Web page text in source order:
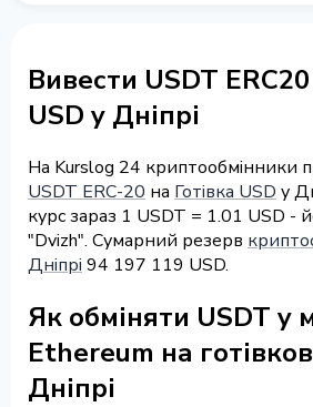
Вивести USDT ERC20
USD у Дніпрі
На Kurslog 24 криптообмінники
USDT ERC-20 на Готівка USD у
курс зараз 1 USDT = 1.01 USD -
"Dvizh". Сумарний резерв
Дніпрі 94 197 119 USD.
Як обміняти USDT у
Ethereum на
Дніпрі